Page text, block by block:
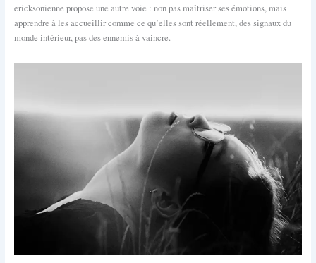
ericksonienne propose une autre voie : non pas maîtriser ses émotions, mais
apprendre à les accueillir comme ce qu’elles sont réellement, des signaux du
monde intérieur, pas des ennemis à vaincre.